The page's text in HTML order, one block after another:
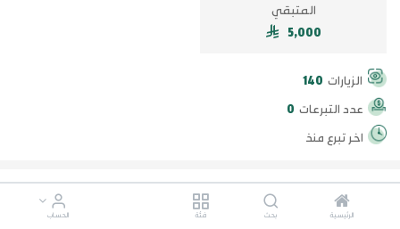
الرئيسية بحث فئة الحساب
المتبقي
5,000
الزيارات 140
عدد التبرعات 0
اخر تبرع منذ
10
50
500